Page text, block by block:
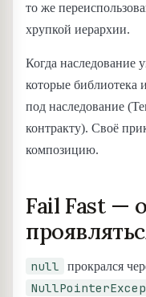
то же
хрупкой иерархии.
Когда наследование
которые библиотека
под наследование
контракту). Своё
композицию.
Fail Fast —
null прокрался